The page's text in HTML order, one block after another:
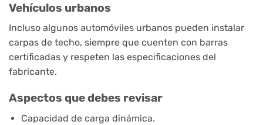
Vehículos urbanos
Incluso algunos automóviles urbanos pueden instalar
carpas de techo, siempre que cuenten con barras
certificadas y respeten las especificaciones del
fabricante.
Aspectos que debes revisar
Capacidad de carga dinámica.